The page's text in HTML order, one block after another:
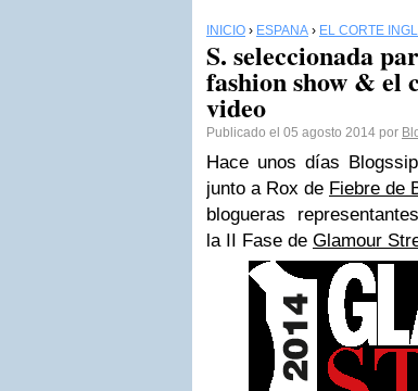
INICIO › ESPAÑA › EL CORTE
S. seleccionada
fashion show & el
video
Publicado el 05 agosto 2014 por
Hace unos días
junto a Rox de Fiebre de
blogueras
la II Fase de Glamour